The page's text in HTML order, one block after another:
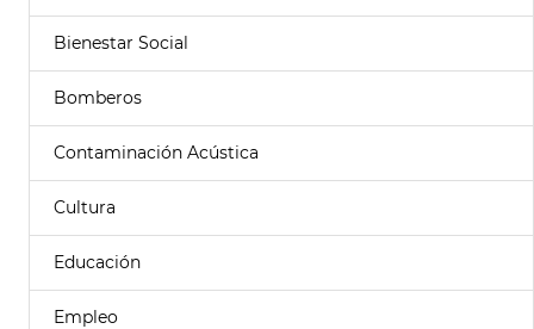
Bienestar Social
Bomberos
Contaminación Acústica
Cultura
Educación
Empleo